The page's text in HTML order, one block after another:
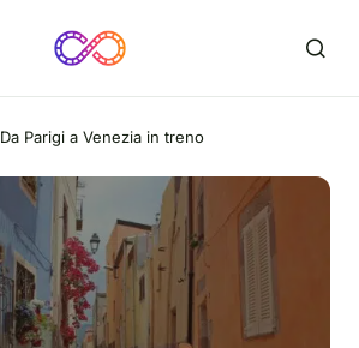
Da Parigi a Venezia in treno